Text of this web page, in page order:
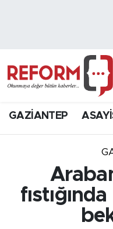
GAZİANTEP
Hava Durumu
Süper Lig Puan
Son Dakika
Haber Arşivi